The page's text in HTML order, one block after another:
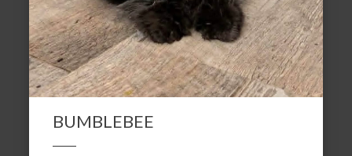
BUMBLEBEE